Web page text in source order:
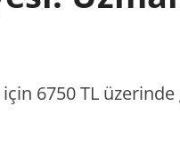
6750 TL